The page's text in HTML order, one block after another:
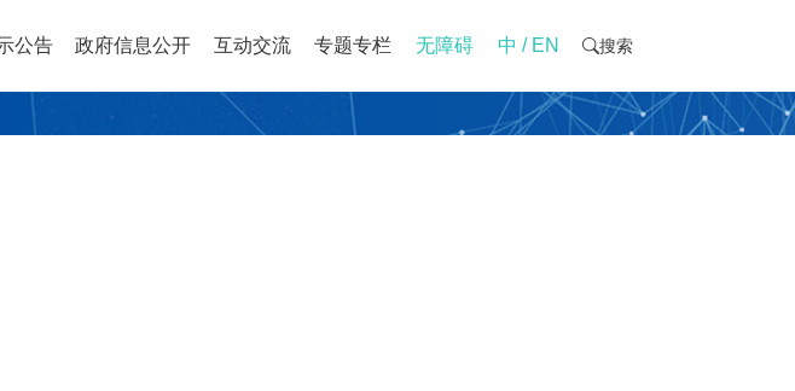
公告 政府信息公开 互动交流 专题专栏 无障碍 中 / EN 搜索